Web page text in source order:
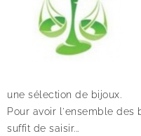
une sélection de bijoux.
Pour avoir l'ensemble des
suffit de saisir...